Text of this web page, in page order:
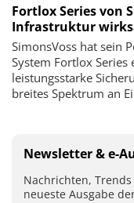
Fortlox Series von
Infrastruktur
SimonsVoss hat sein
System Fortlox
leistungsstarke
breites Spektrum an
Newsletter & e-
Nachrichten,
neueste Ausgabe der